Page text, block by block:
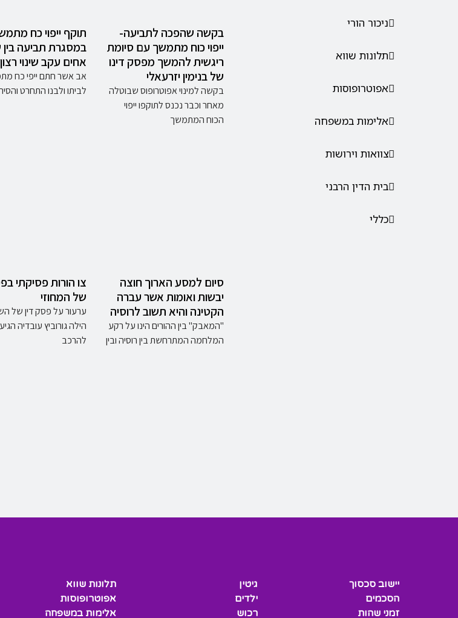
ניכור הורי
תלונות שווא
אפוטרופוסות
אלימות במשפחה
צוואות וירושות
בית הדין הרבני
כללי
בקשה שהפכה לתביעה-
ייפוי כוח מתמשך עם סיומת
ריגשית להמשך מפסק דינו
של בנימין יזרעאלי
בקשה למינוי אפוטרופוס שבוטלה
מאחר וכבר נכנס לתוקפו ייפוי
הכוח המתמשך
תוקף ייפוי כח
במסגרת תביעה בין
אחים עקב שינוי
אב אשר חתם ייפי כח
לביתו ולבנו התחרט
סיום למסע הארוך חוצה
יבשות ואומות אשר עברה
הקטינה והיא תשוב לרוסיה
"המאבק" בין ההורים הינו על רקע
המלחמה המתרחשת בין רוסיה ובין
צו הורות פסיקתי
של המחוזי
ערעור על פסק דין של
הילה גורוביץ עובדיה
להרכב
יישוב סכסוך
הסכמים
זמני שהות
גיטין
ילדים
רכוש
תלונות שווא
אפוטרופוסות
אלימות במשפחה